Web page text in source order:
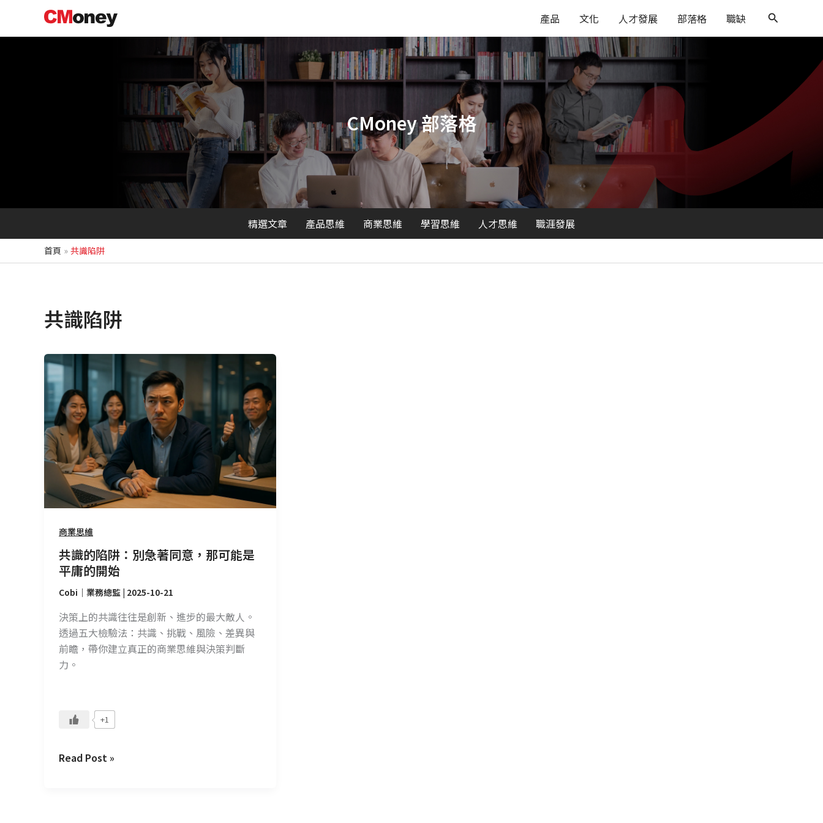
主
產品 文化 人才發展 部落格 職缺
搜
尋
CMoney 部落格
精選文章 產品思維 商業思維 學習思維 人才思維 職涯發展
首頁 共識陷阱
共識陷阱
商業思維
共識的陷阱：別急著同意，那可能是
平庸的開始
Cobi｜業務總監 | 2025-10-21
決策上的共識往往是創新、進步的最大敵人。
透過五大檢驗法：共識、挑戰、風險、差異與
前瞻，帶你建立真正的商業思維與決策判斷
力。
+1
共
識
的
陷
阱：
別
急
著
同
意，
可
能
是
庸
的
開
始
Read Post »